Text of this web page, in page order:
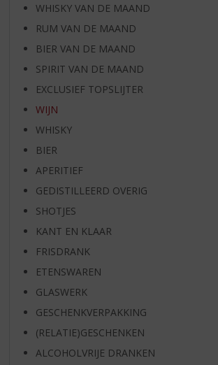
WHISKY VAN DE MAAND
RUM VAN DE MAAND
BIER VAN DE MAAND
SPIRIT VAN DE MAAND
EXCLUSIEF TOPSLIJTER
WIJN
WHISKY
BIER
APERITIEF
GEDISTILLEERD OVERIG
SHOTJES
KANT EN KLAAR
FRISDRANK
ETENSWAREN
GLASWERK
GESCHENKVERPAKKING
(RELATIE)GESCHENKEN
ALCOHOLVRIJE DRANKEN